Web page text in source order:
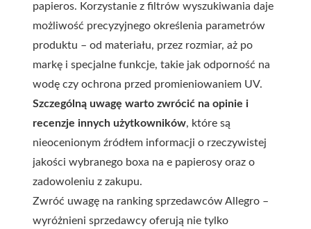
papieros. Korzystanie z filtrów wyszukiwania daje
możliwość precyzyjnego określenia parametrów
produktu – od materiału, przez rozmiar, aż po
markę i specjalne funkcje, takie jak odporność na
wodę czy ochrona przed promieniowaniem UV.
Szczególną uwagę warto zwrócić na opinie i
recenzje innych użytkowników, które są
nieocenionym źródłem informacji o rzeczywistej
jakości wybranego boxa na e papierosy oraz o
zadowoleniu z zakupu.
Zwróć uwagę na ranking sprzedawców Allegro –
wyróżnieni sprzedawcy oferują nie tylko